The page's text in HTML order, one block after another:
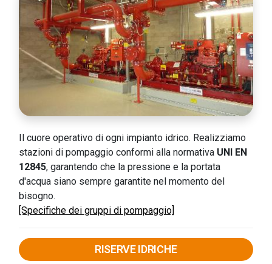
Il cuore operativo di ogni impianto idrico. Realizziamo
stazioni di pompaggio conformi alla normativa UNI EN
12845, garantendo che la pressione e la portata
d'acqua siano sempre garantite nel momento del
bisogno.
[Specifiche dei gruppi di pompaggio]
RISERVE IDRICHE